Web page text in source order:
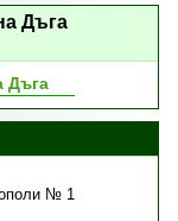
Дъга
Дъга
№ 1